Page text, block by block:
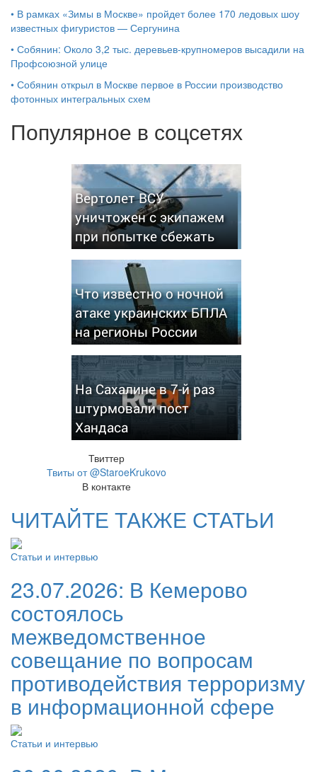
• В рамках «Зимы в Москве» пройдет более 170 ледовых шоу
известных фигуристов — Сергунина
• Собянин: Около 3,2 тыс. деревьев-крупномеров высадили на
Профсоюзной улице
• Собянин открыл в Москве первое в России производство
фотонных интегральных схем
Популярное в соцсетях
Вертолет ВСУ
уничтожен с экипажем
при попытке сбежать
Что известно о ночной
атаке украинских БПЛА
на регионы России
На Сахалине в 7-й раз
штурмовали пост
Хандаса
Твиттер
Твиты от @StaroeKrukovo
В контакте
ЧИТАЙТЕ ТАКЖЕ СТАТЬИ
Статьи и интервью
23.07.2026: В Кемерово
состоялось
межведомственное
совещание по вопросам
противодействия терроризму
в информационной сфере
Статьи и интервью